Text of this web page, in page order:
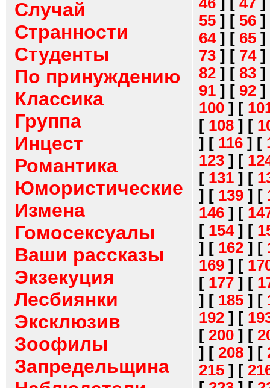
Случай
Странности
Студенты
По принуждению
Классика
Группа
Инцест
Романтика
Юмористические
Измена
Гомосексуалы
Ваши рассказы
Экзекуция
Лесбиянки
Эксклюзив
Зоофилы
Запредельщина
55 ] [ 56 ]
64] [ 65 ]
73 ] [ 74]
82 ] [ 83 ]
91 ] [ 92 ]
100 ] [
[ 108 ] [
] [ 116 ] [
123 ] [
[ 131 ] [
] [ 139 ] [
146 ] [
[ 154] [
] [ 162 ] [
169 ] [
[ 177 ] [
] [ 185 ] [
192 ] [
[ 200 ] [
] [ 208 ] [
215 ] [